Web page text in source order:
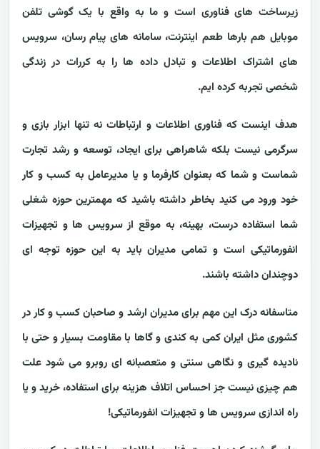
زیرساخت های فناوری است و ما به واقع با یک گوشی تلفن
موبایل هم بارها طعم اینترنت، سامانه های پیام رسان، سرویس
های اشتراک اطلاعات و تبادل داده ها را به کررات در زندگی
شخصی تجربه کرده ایم.
هدف اینست که فناوری اطلاعات و ارتباطات نه تنها ابزار بازی و
سرگرمی نیست بلکه شاهراهی برای ایجاد، توسعه و رشد تجارت
شماست و شما که بعنوان کارفرما و یا مدیرعامل به کسب و کار
خود ورود می کنید بخاطر داشته باشید که مهمترین حوزه شغلی
شما استفاده درست، بهینه، به موقع از سرویس ها و تجهیزات
انفورماتیکی است و تمامی مدیران باید به این حوزه توجه ای
دوچندان داشته باشند.
متاسفانه درک این مهم برای مدیران ارشد و صاحبان کسب و کار در
کشوری مثل ایران کمی به کندی و گاها با مقاومت بسیار و حتی با
نادیده گیری و نگاهی سنتی و متعصبانه ای روبرو می شود علت
هم چیزی نیست جز احساس اتلاف هزینه برای استفاده، خرید و یا
راه اندازی سرویس ها و تجهیزات انفورماتیکی!